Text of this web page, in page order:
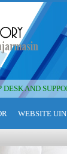
DESK AND
WEBSITE